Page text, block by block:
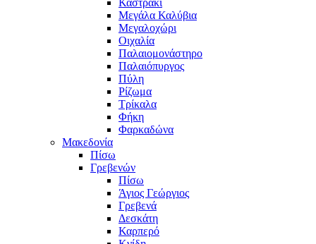
Μεγάλα Καλύβια
Μεγαλοχώρι
Οιχαλία
Παλαιομονάστηρο
Παλαιόπυργος
Πύλη
Ρίζωμα
Τρίκαλα
Φήκη
Φαρκαδώνα
Μακεδονία
Πίσω
Γρεβενών
Πίσω
Άγιος Γεώργιος
Γρεβενά
Δεσκάτη
Καρπερό